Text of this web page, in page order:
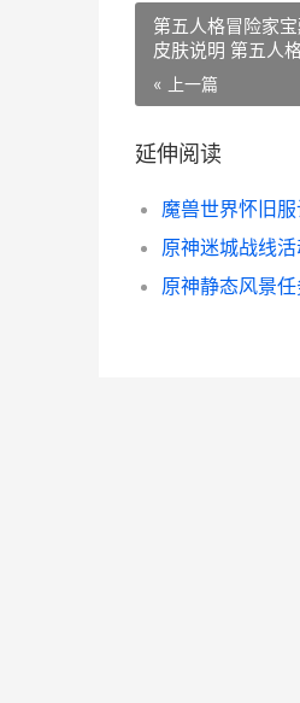
第五人格冒险家
皮肤说明 第五人
« 上一篇
延伸阅读
原神迷城战线